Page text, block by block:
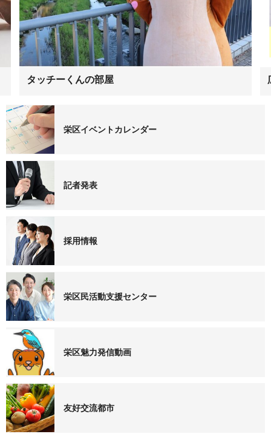
タッチーくんの部屋
栄区イベントカレンダー
記者発表
採用情報
栄区民活動支援センター
栄区魅力発信動画
友好交流都市